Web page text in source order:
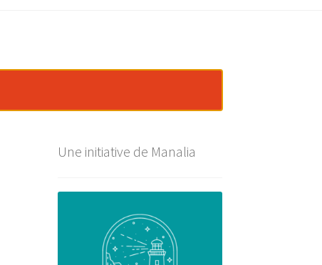
Une initiative de Manalia